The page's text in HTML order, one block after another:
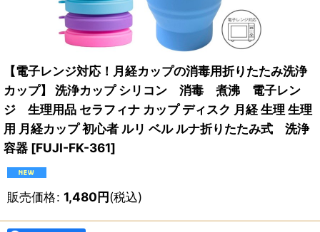
【電子レンジ対応！月経カップの消毒用折りたたみ洗浄
カップ】 洗浄カップ シリコン 消毒 煮沸 電子レン
ジ 生理用品 セラフィナ カップ ディスク 月経 生理 生理
用 月経カップ 初心者 ルリ ベル ルナ折りたたみ式 洗浄
容器 [FUJI-FK-361]
販売価格: 1,480円(税込)